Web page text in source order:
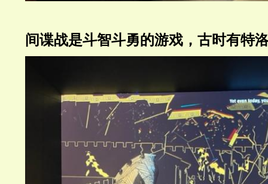
间谍战是斗智斗勇的游戏，古时有特